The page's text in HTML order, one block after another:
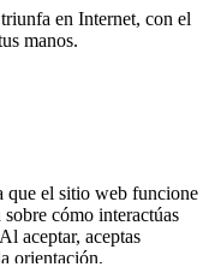
en Internet, con el
manos.
que el sitio web funcione
cómo interactúas
aceptar, aceptas
orientación,